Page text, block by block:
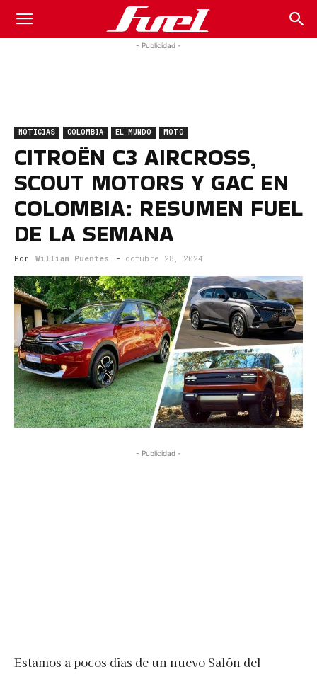
Fuel
Magazine
- Publicidad -
NOTICIAS COLOMBIA EL MUNDO MOTO
CITROËN C3 AIRCROSS,
SCOUT MOTORS Y GAC EN
COLOMBIA: RESUMEN FUEL
DE LA SEMANA
Por William Puentes - octubre 28, 2024
- Publicidad -
Estamos a pocos días de un nuevo Salón del